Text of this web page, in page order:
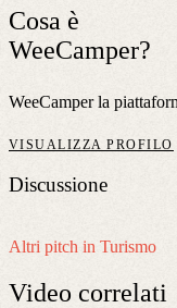
Cosa è
WeeCamper?
WeeCamper la
VISUALIZZA PROFILO
Discussione
Altri pitch in Turismo
Video correlati